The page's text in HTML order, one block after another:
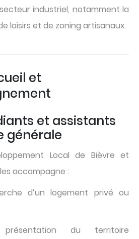
industriel, notamment la
loisirs et de zoning artisanaux.
et
et assistants
générale
Local de Bièvre et
accompagne :
d’un logement privé ou
du territoire